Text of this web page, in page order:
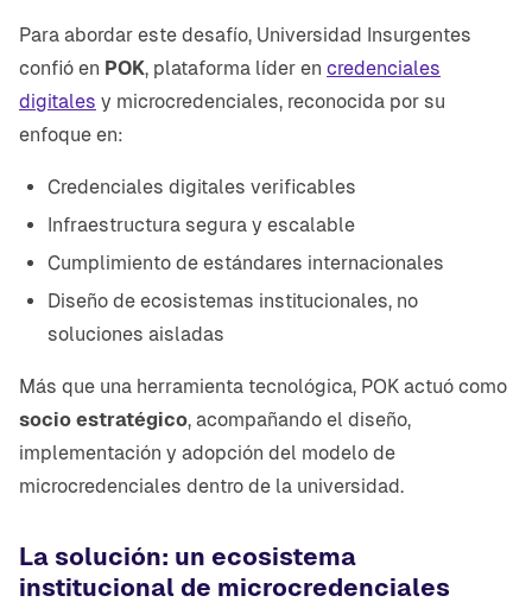
Para abordar este desafío, Universidad Insurgentes
confió en POK, plataforma líder en credenciales
digitales y microcredenciales, reconocida por su
enfoque en:
Credenciales digitales verificables
Infraestructura segura y escalable
Cumplimiento de estándares internacionales
Diseño de ecosistemas institucionales, no
soluciones aisladas
Más que una herramienta tecnológica, POK actuó como
socio estratégico, acompañando el diseño,
implementación y adopción del modelo de
microcredenciales dentro de la universidad.
La solución: un ecosistema
institucional de microcredenciales